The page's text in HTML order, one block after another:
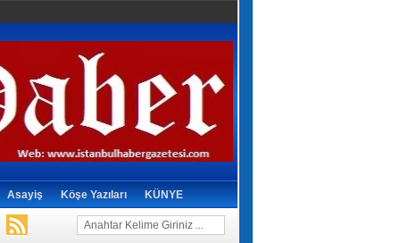
Asayiş Köşe Yazıları KÜNYE